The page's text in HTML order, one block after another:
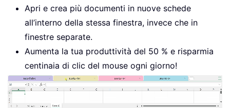
Apri e crea più documenti in nuove schede
all’interno della stessa finestra, invece che in
finestre separate.
Aumenta la tua produttività del 50 % e risparmia
centinaia di clic del mouse ogni giorno!